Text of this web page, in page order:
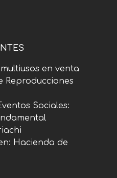
en venta
Reproducciones
Sociales:
Hacienda de